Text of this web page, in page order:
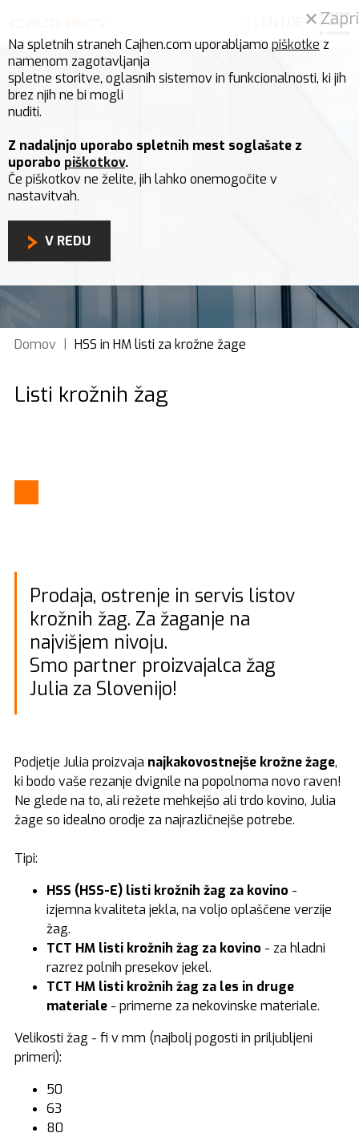
Domov HSS in HM listi za krožne žage
Listi krožnih žag
Prodaja, ostrenje in servis listov
krožnih žag. Za žaganje na
najvišjem nivoju.
Smo partner proizvajalca žag
Julia za Slovenijo!
Podjetje Julia proizvaja najkakovostnejše krožne žage,
ki bodo vaše rezanje dvignile na popolnoma novo raven!
Ne glede na to, ali režete mehkejšo ali trdo kovino, Julia
žage so idealno orodje za najrazličnejše potrebe.
Tipi:
HSS (HSS-E) listi krožnih žag za kovino -
izjemna kvaliteta jekla, na voljo oplaščene verzije
žag.
TCT HM listi krožnih žag za kovino - za hladni
razrez polnih presekov jekel.
TCT HM listi krožnih žag za les in druge
materiale- primerne za nekovinske materiale.
Velikosti žag - fi v mm (najbolj pogosti in priljubljeni
primeri):
50
63
80
Zapri
Na spletnih straneh Cajhen.com uporabljamo piškotke z
namenom zagotavljanja
spletne storitve, oglasnih sistemov in funkcionalnosti, ki jih
brez njih ne bi mogli
nuditi.
Z nadaljnjo uporabo spletnih mest soglašate z
uporabo piškotkov.
Če piškotkov ne želite, jih lahko onemogočite v
nastavitvah.
V REDU